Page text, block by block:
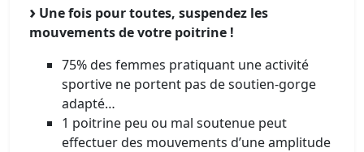
Une fois pour toutes, suspendez les
mouvements de votre poitrine !
75% des femmes pratiquant une activité
sportive ne portent pas de soutien-gorge
adapté…
1 poitrine peu ou mal soutenue peut
effectuer des mouvements d’une amplitude